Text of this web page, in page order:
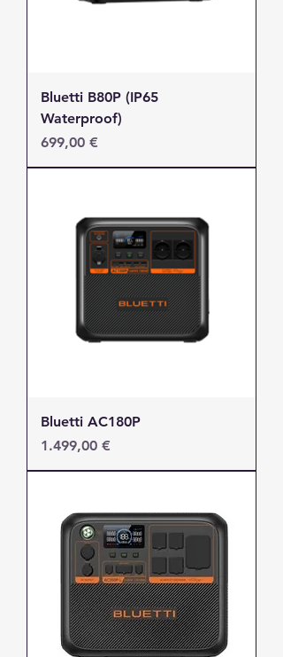
Bluetti B80P (IP65
Waterproof)
Τιμή
699,00 €
Bluetti AC180P
Τιμή
1.499,00 €